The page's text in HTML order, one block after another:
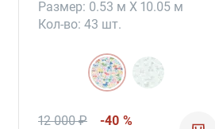
Размер: 0.53 м X 10.05 м
Кол-во: 43 шт.
12 000 ₽ -40 %